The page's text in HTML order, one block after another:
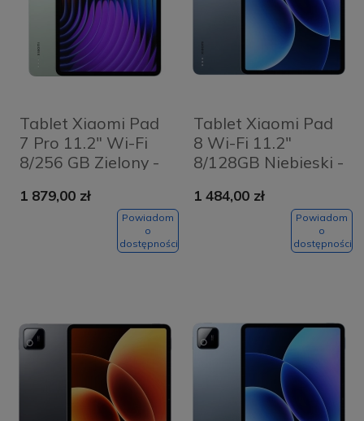
Tablet Xiaomi Pad
7 Pro 11.2" Wi-Fi
8/256 GB Zielony -
1 879,00 zł
Powiadom
o
dostępności
Tablet Xiaomi Pad
8 Wi-Fi 11.2"
8/128GB Niebieski -
1 484,00 zł
Powiadom
o
dostępności